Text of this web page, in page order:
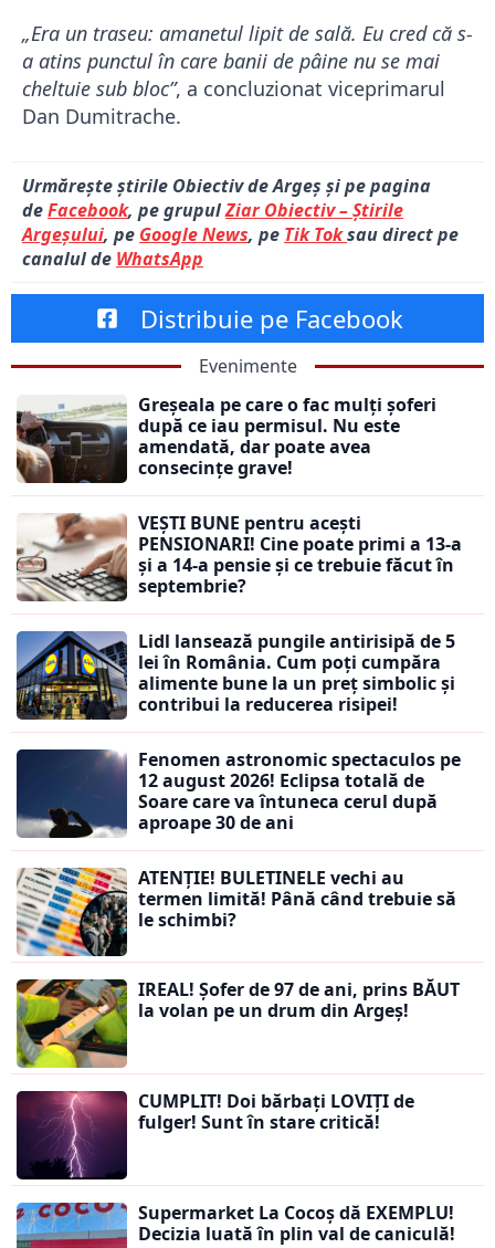
„Era un traseu: amanetul lipit de sală. Eu cred că s-
a atins punctul în care banii de pâine nu se mai
cheltuie sub bloc”, a concluzionat viceprimarul
Dan Dumitrache.
Urmărește știrile Obiectiv de Argeș și pe pagina
deFacebook, pe grupulZiar Obiectiv – Știrile
Argeșului, pe Google News, pe Tik Toksau direct pe
canalul de WhatsApp
Distribuie pe Facebook
Evenimente
Greșeala pe care o fac mulți șoferi
după ce iau permisul. Nu este
amendată, dar poate avea
consecințe grave!
VEȘTI BUNE pentru acești
PENSIONARI! Cine poate primi a 13-a
și a 14-a pensie și ce trebuie făcut în
septembrie?
Lidl lansează pungile antirisipă de 5
lei în România. Cum poți cumpăra
alimente bune la un preț simbolic și
contribui la reducerea risipei!
Fenomen astronomic spectaculos pe
12 august 2026! Eclipsa totală de
Soare care va întuneca cerul după
aproape 30 de ani
ATENȚIE! BULETINELE vechi au
termen limită! Până când trebuie să
le schimbi?
IREAL! Șofer de 97 de ani, prins BĂUT
la volan pe un drum din Argeș!
CUMPLIT! Doi bărbați LOVIȚI de
fulger! Sunt în stare critică!
Supermarket La Cocoș dă EXEMPLU!
Decizia luată în plin val de caniculă!